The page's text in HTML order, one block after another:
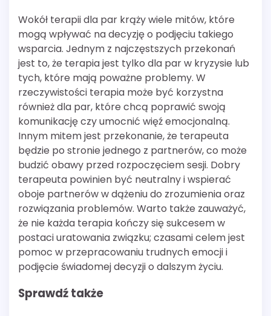
Wokół terapii dla par krąży wiele mitów, które
mogą wpływać na decyzję o podjęciu takiego
wsparcia. Jednym z najczęstszych przekonań
jest to, że terapia jest tylko dla par w kryzysie lub
tych, które mają poważne problemy. W
rzeczywistości terapia może być korzystna
również dla par, które chcą poprawić swoją
komunikację czy umocnić więź emocjonalną.
Innym mitem jest przekonanie, że terapeuta
będzie po stronie jednego z partnerów, co może
budzić obawy przed rozpoczęciem sesji. Dobry
terapeuta powinien być neutralny i wspierać
oboje partnerów w dążeniu do zrozumienia oraz
rozwiązania problemów. Warto także zauważyć,
że nie każda terapia kończy się sukcesem w
postaci uratowania związku; czasami celem jest
pomoc w przepracowaniu trudnych emocji i
podjęcie świadomej decyzji o dalszym życiu.
Sprawdź także